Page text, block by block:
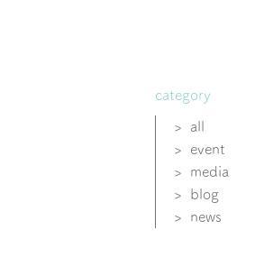
category
>
all
>
event
>
media
>
blog
>
news